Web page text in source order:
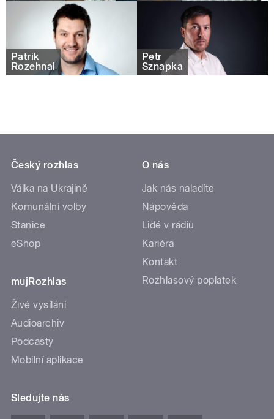
Patrik
Rozehnal
Petr
Sznapka
Český rozhlas
Válka na Ukrajině
Komunální volby
Stanice
eShop
mujRozhlas
Živé vysílání
Audioarchiv
Podcasty
Mobilní aplikace
O nás
Jak nás naladíte
Nápověda
Lidé v rádiu
Kariéra
Kontakt
Rozhlasový poplatek
Sledujte nás